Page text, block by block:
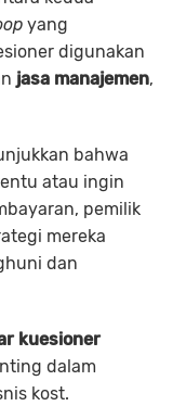
yang
digunakan
jasa manajemen,
bahwa
atau ingin
pemilik
mereka
dan
kuesioner
dalam
kost.